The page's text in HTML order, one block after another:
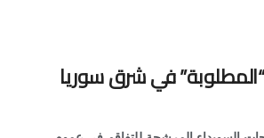
“المطلوبة” في شرق سوريا